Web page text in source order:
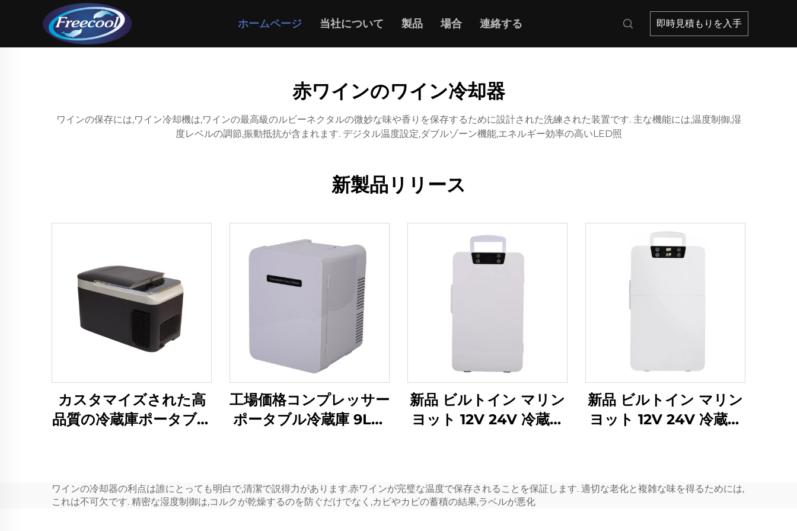
ホームページ 当社について 製品 場合 連絡する 即時見積もりを入手
赤ワインのワイン冷却器
ワインの保存には,ワイン冷却機は,ワインの最高級のルビーネクタルの微妙な味や香りを保存するために設計された洗練された装置です. 主な機能には,温度制御,湿
度レベルの調節,振動抵抗が含まれます. デジタル温度設定,ダブルゾーン機能,エネルギー効率の高いLED照
新製品リリース
カスタマイズされた高
品質の冷蔵庫ポータブル
RV冷蔵庫冷凍庫
工場価格コンプレッサー
ポータブル冷蔵庫 9Lカ
新品 ビルトイン マリン
ヨット 12V 24V 冷蔵庫
き出し冷蔵庫
新品 ビルトイン マリン
ヨット 12V 24V 冷蔵庫
き出し冷蔵庫
ワインの冷却器の利点は誰にとっても明白で,清潔で説得力があります.赤ワインが完璧な温度で保存されることを保証します. 適切な老化と複雑な味を得るためには,
これは不可欠です. 精密な湿度制御は,コルクが乾燥するのを防ぐだけでなく,カビやカビの蓄積の結果,ラベルが悪化